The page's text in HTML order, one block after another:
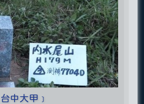
中大甲﹞